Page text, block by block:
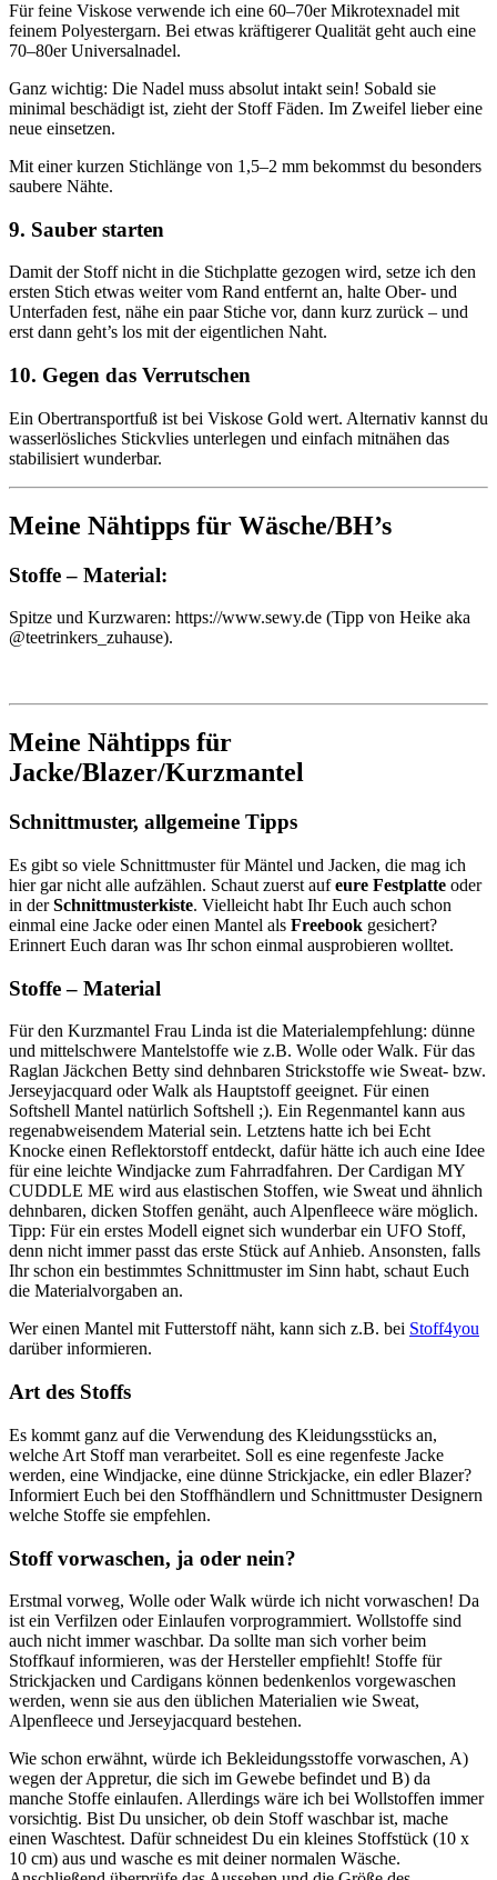
Für feine Viskose verwende ich eine 60–70er Mikrotexnadel mit
feinem Polyestergarn. Bei etwas kräftigerer Qualität geht auch eine
70–80er Universalnadel.
Ganz wichtig: Die Nadel muss absolut intakt sein! Sobald sie
minimal beschädigt ist, zieht der Stoff Fäden. Im Zweifel lieber eine
neue einsetzen.
Mit einer kurzen Stichlänge von 1,5–2 mm bekommst du besonders
saubere Nähte.
9. Sauber starten
Damit der Stoff nicht in die Stichplatte gezogen wird, setze ich den
ersten Stich etwas weiter vom Rand entfernt an, halte Ober- und
Unterfaden fest, nähe ein paar Stiche vor, dann kurz zurück – und
erst dann geht’s los mit der eigentlichen Naht.
10. Gegen das Verrutschen
Ein Obertransportfuß ist bei Viskose Gold wert. Alternativ kannst du
wasserlösliches Stickvlies unterlegen und einfach mitnähen das
stabilisiert wunderbar.
Meine Nähtipps für Wäsche/BH’s
Stoffe – Material:
Spitze und Kurzwaren: https://www.sewy.de (Tipp von Heike aka
@teetrinkers_zuhause).
Meine Nähtipps für
Jacke/Blazer/Kurzmantel
Schnittmuster, allgemeine Tipps
Es gibt so viele Schnittmuster für Mäntel und Jacken, die mag ich
hier gar nicht alle aufzählen. Schaut zuerst aufeure Festplatte oder
in derSchnittmusterkiste. Vielleicht habt Ihr Euch auch schon
einmal eine Jacke oder einen Mantel als Freebook gesichert?
Erinnert Euch daran was Ihr schon einmal ausprobieren wolltet.
Stoffe – Material
Für den Kurzmantel Frau Linda ist die Materialempfehlung: dünne
und mittelschwere Mantelstoffe wie z.B. Wolle oder Walk. Für das
Raglan Jäckchen Betty sind dehnbaren Strickstoffe wie Sweat- bzw.
Jerseyjacquard oder Walk als Hauptstoff geeignet. Für einen
Softshell Mantel natürlich Softshell ;). Ein Regenmantel kann aus
regenabweisendem Material sein. Letztens hatte ich bei Echt
Knocke einen Reflektorstoff entdeckt, dafür hätte ich auch eine Idee
für eine leichte Windjacke zum Fahrradfahren. Der Cardigan MY
CUDDLE ME wird aus elastischen Stoffen, wie Sweat und ähnlich
dehnbaren, dicken Stoffen genäht, auch Alpenfleece wäre möglich.
Tipp: Für ein erstes Modell eignet sich wunderbar ein UFO Stoff,
denn nicht immer passt das erste Stück auf Anhieb. Ansonsten, falls
Ihr schon ein bestimmtes Schnittmuster im Sinn habt, schaut Euch
die Materialvorgaben an.
Wer einen Mantel mit Futterstoff näht, kann sich z.B. bei Stoff4you
darüber informieren.
Art des Stoffs
Es kommt ganz auf die Verwendung des Kleidungsstücks an,
welche Art Stoff man verarbeitet. Soll es eine regenfeste Jacke
werden, eine Windjacke, eine dünne Strickjacke, ein edler Blazer?
Informiert Euch bei den Stoffhändlern und Schnittmuster Designern
welche Stoffe sie empfehlen.
Stoff vorwaschen, ja oder nein?
Erstmal vorweg, Wolle oder Walk würde ich nicht vorwaschen! Da
ist ein Verfilzen oder Einlaufen vorprogrammiert. Wollstoffe sind
auch nicht immer waschbar. Da sollte man sich vorher beim
Stoffkauf informieren, was der Hersteller empfiehlt! Stoffe für
Strickjacken und Cardigans können bedenkenlos vorgewaschen
werden, wenn sie aus den üblichen Materialien wie Sweat,
Alpenfleece und Jerseyjacquard bestehen.
Wie schon erwähnt, würde ich Bekleidungsstoffe vorwaschen, A)
wegen der Appretur, die sich im Gewebe befindet und B) da
manche Stoffe einlaufen. Allerdings wäre ich bei Wollstoffen immer
vorsichtig. Bist Du unsicher, ob dein Stoff waschbar ist, mache
einen Waschtest. Dafür schneidest Du ein kleines Stoffstück (10 x
10 cm) aus und wasche es mit deiner normalen Wäsche.